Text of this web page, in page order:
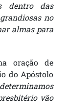
dentro das
no
almas para
oração de
do Apóstolo
vão